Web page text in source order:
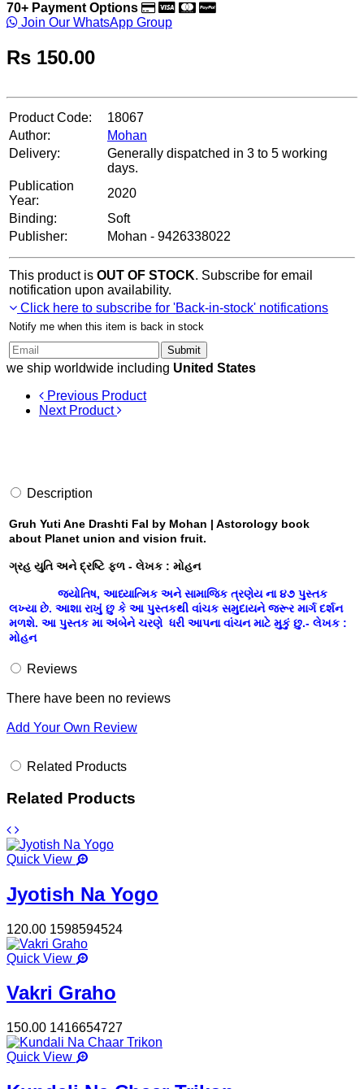
70+ Payment Options
Join Our WhatsApp Group
Rs 150.00
Product Code:
18067
Author:
Mohan
Delivery:
Generally dispatched in 3 to 5 working
days.
Publication
Year:
2020
Binding:
Soft
Publisher:
Mohan - 9426338022
This product is OUT OF STOCK. Subscribe for email
notification upon availability.
Click here to subscribe for 'Back-in-stock' notifications
Notify me when this item is back in stock
Submit
we ship worldwide including United States
Previous Product
Next Product
Description
Gruh Yuti Ane Drashti Fal by Mohan | Astorology book
about Planet union and vision fruit.
ગ્રહ યુતિ અને દ્રષ્ટિ ફળ - લેખક : મોહન
જ્યોતિષ, આધ્યાત્મિક અને સામાજિક ત્રણેય ના ૪૭ પુસ્તક
લખ્યા છે. આશા રાખું છુ કે આ પુસ્તકથી વાંચક સમુદાયને જરૂર માર્ગ દર્શન
મળશે. આ પુસ્તક મા અંબેને ચરણે ધરી આપના વાંચન માટે મુકું છુ.- લેખક :
મોહન
Reviews
There have been no reviews
Add Your Own Review
Related Products
Related Products
Quick View
Jyotish Na Yogo
120.00 1598594524
Quick View
Vakri Graho
150.00 1416654727
Quick View